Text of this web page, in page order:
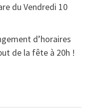
du Vendredi 10
d’horaires
de la fête à 20h !